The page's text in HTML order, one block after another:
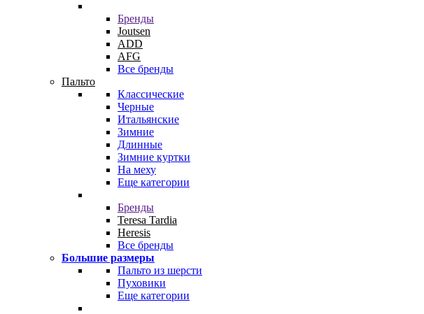
Бренды
Joutsen
ADD
AFG
Все бренды
Пальто
Классические
Черные
Итальянские
Зимние
Длинные
Зимние куртки
На меху
Еще категории
Бренды
Teresa Tardia
Heresis
Все бренды
Большие размеры
Пальто из шерсти
Пуховики
Еще категории